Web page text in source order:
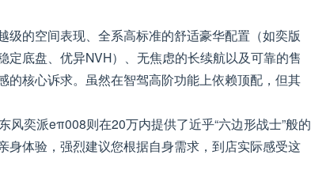
的空间表现、全系高标准的舒适豪华配置（如奕版
底盘、优异NVH）、无焦虑的长续航以及可靠的售
的核心诉求。虽然在智驾高阶功能上依赖顶配，但其
奕派eπ008则在20万内提供了近乎“六边形战士”般的
体验，强烈建议您根据自身需求，到店实际感受这